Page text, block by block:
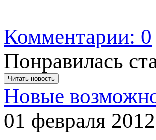
Комментарии: 0
Понравилась
Читать новость
Новые
01 февраля 2012